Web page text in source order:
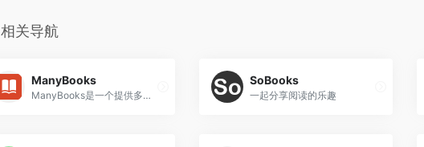
相关导航
ManyBooks
ManyBooks是一个提供多种格式的免费电子书籍资源网站，它汇集了全球数万本免费电子书，供用户搜索使用。
SoBooks
一起分享阅读的乐趣